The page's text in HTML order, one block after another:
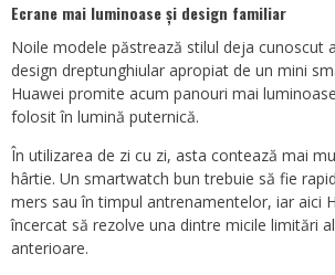
Ecrane mai luminoase și design familiar
Noile modele păstrează stilul deja cunoscut
design dreptunghiular apropiat de un mini
Huawei promite acum panouri mai
folosit în lumină puternică.
În utilizarea de zi cu zi, asta contează mai
hârtie. Un smartwatch bun trebuie să fie
mers sau în timpul antrenamentelor, iar aici
încercat să rezolve una dintre micile limitări
anterioare.